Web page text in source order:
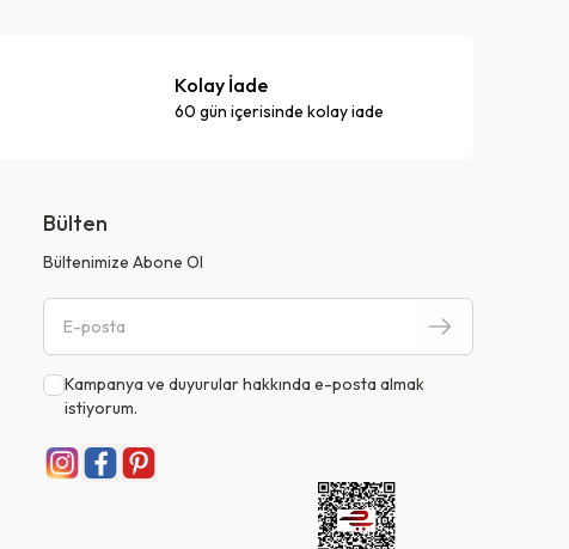
Kolay İade
60 gün içerisinde kolay iade
Bülten
Bültenimize Abone Ol
Kampanya ve duyurular hakkında e-posta almak
istiyorum.